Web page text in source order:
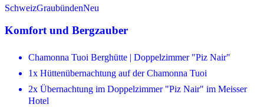
SchweizGraubündenNeu
Komfort und Bergzauber
Chamonna Tuoi Berghütte | Doppelzimmer "Piz Nair"
1x Hüttenübernachtung auf der Chamonna Tuoi
2x Übernachtung im Doppelzimmer "Piz Nair" im Meisser
Hotel